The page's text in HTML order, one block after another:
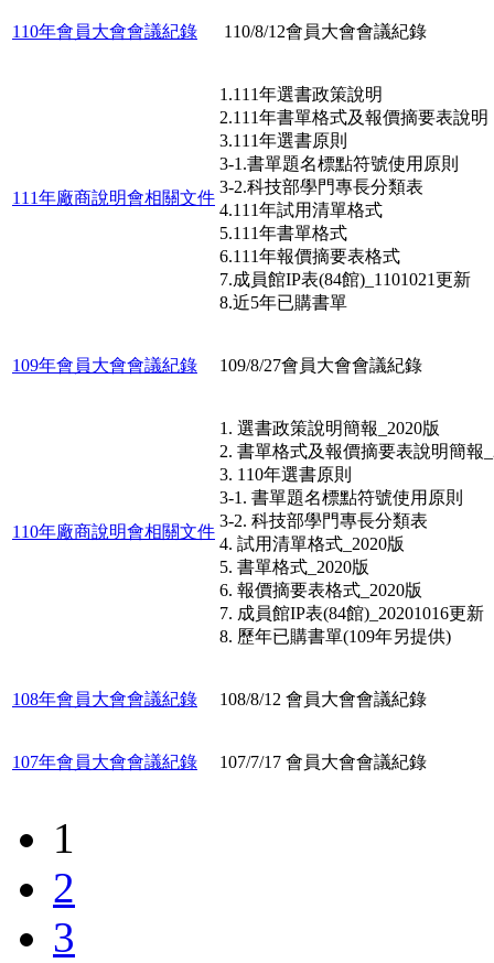
110年會員大會會議紀錄 110/8/12會員大會會議紀錄
111年廠商說明會相關文件
1.111年選書政策說明
2.111年書單格式及報價摘要表說明
3.111年選書原則
3-1.書單題名標點符號使用原則
3-2.科技部學門專長分類表
4.111年試用清單格式
5.111年書單格式
6.111年報價摘要表格式
7.成員館IP表(84館)_1101021更新
8.近5年已購書單
109年會員大會會議紀錄 109/8/27會員大會會議紀錄
110年廠商說明會相關文件
1. 選書政策說明簡報_2020版
2. 書單格式及報價摘要表說明簡報
3. 110年選書原則
3-1. 書單題名標點符號使用原則
3-2. 科技部學門專長分類表
4. 試用清單格式_2020版
5. 書單格式_2020版
6. 報價摘要表格式_2020版
7. 成員館IP表(84館)_20201016更新
8. 歷年已購書單(109年另提供)
108年會員大會會議紀錄 108/8/12 會員大會會議紀錄
107年會員大會會議紀錄 107/7/17 會員大會會議紀錄
1
2
3